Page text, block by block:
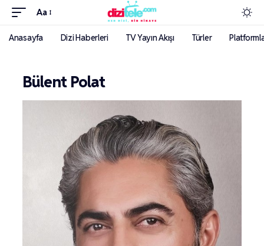
Aa
Anasayfa Dizi Haberleri TV Yayın Akışı Türler
Bülent Polat